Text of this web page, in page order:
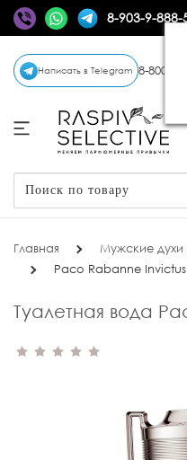
8-903-9-888-
Написать в Telegram 8-800-
Главная Мужские духи
Paco Rabanne Invictus
Туалетная вода